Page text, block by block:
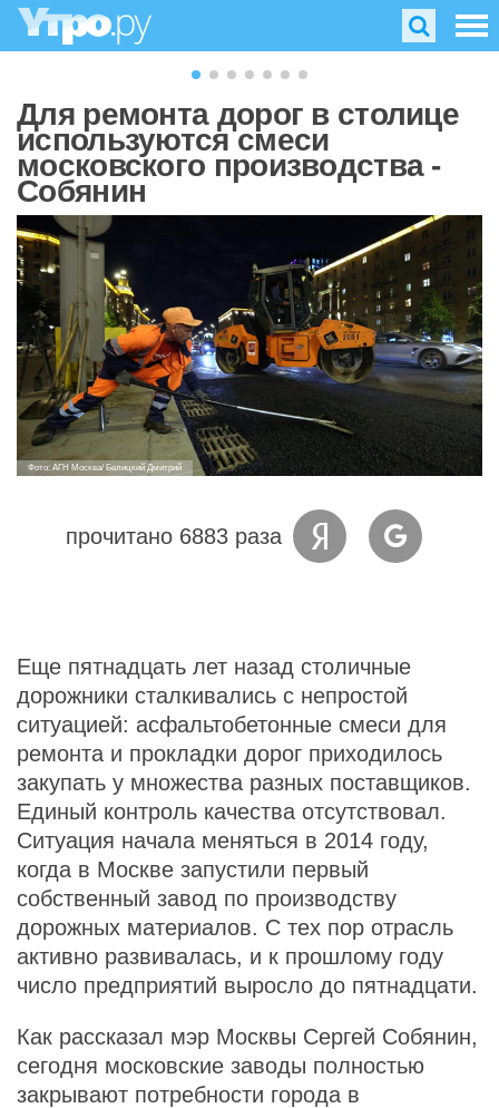
Для ремонта дорог в столице
используются смеси
московского производства -
Собянин
Фото: АГН Москва/ Белицкий Дмитрий
прочитано 6883 раза
Еще пятнадцать лет назад столичные
дорожники сталкивались с непростой
ситуацией: асфальтобетонные смеси для
ремонта и прокладки дорог приходилось
закупать у множества разных поставщиков.
Единый контроль качества отсутствовал.
Ситуация начала меняться в 2014 году,
когда в Москве запустили первый
собственный завод по производству
дорожных материалов. С тех пор отрасль
активно развивалась, и к прошлому году
число предприятий выросло до пятнадцати.
Как рассказал мэр Москвы Сергей Собянин,
сегодня московские заводы полностью
закрывают потребности города в